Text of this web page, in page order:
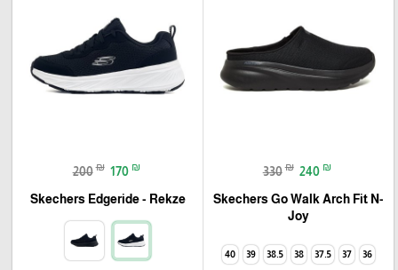
330 ₪ 240 ₪
Skechers Go Walk Arch Fit N-
Joy
36
37
37.5
38
38.5
39
40
200 ₪ 170 ₪
Skechers Edgeride - Rekze‏